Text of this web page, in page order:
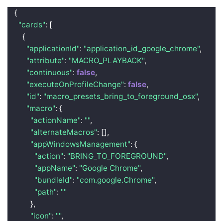
{
"cards": [
{
"applicationId": "application_id_google_chrome",
"attribute": "MACRO_PLAYBACK",
"continuous": false,
"executeOnProfileChange": false,
"id": "macro_presets_bring_to_foreground_osx",
"macro": {
"actionName": "",
"alternateMacros": [],
"appWindowsManagement": {
"action": "BRING_TO_FOREGROUND",
"appName": "Google Chrome",
"bundleId": "com.google.Chrome",
"path": ""
},
"icon": "",